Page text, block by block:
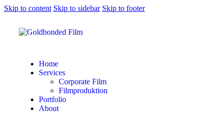
Skip to content Skip to sidebar Skip to footer
Home
Services
Corporate Film
Filmproduktion
Portfolio
About